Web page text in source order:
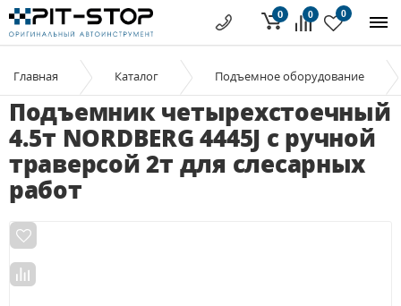
0 0
0
Главная Каталог Подъемное оборудование
Подъемник четырехстоечный
4.5т NORDBERG 4445J c ручной
траверсой 2т для слесарных
работ